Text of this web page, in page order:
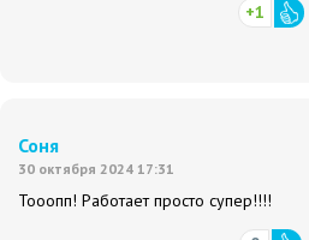
+1
Соня
30 октября 2024 17:31
Тооопп! Работает просто супер!!!!